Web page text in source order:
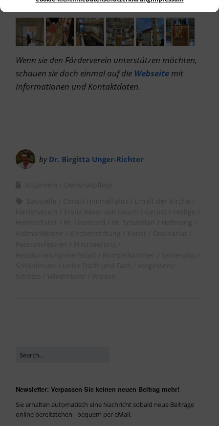
Wenn sie den Förderverein unterstützen möchten,
schauen sie doch einmal auf die Webseite mit
Informationen und Kontaktdaten.
by Dr. Birgitta Unger-Richter
Newsletter: Verpassen Sie keinen neuen Beitrag mehr!
Sie erhalten automatisch eine Nachricht sobald neue Beiträge
online bereitstehen - bequem per eMail.